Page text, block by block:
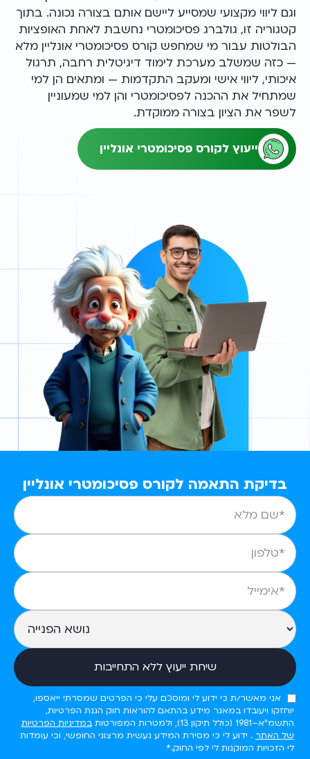
וגם ליווי מקצועי שמסייע ליישם אותם בצורה נכונה. בתוך
קטגוריה זו, גולברג פסיכומטרי נחשבת לאחת האופציות
הבולטות עבור מי שמחפש קורס פסיכומטרי אונליין מלא
— כזה שמשלב מערכת לימוד דיגיטלית רחבה, תרגול
איכותי, ליווי אישי ומעקב התקדמות — ומתאים הן למי
שמתחיל את ההכנה לפסיכומטרי והן למי שמעוניין
לשפר את הציון בצורה ממוקדת.
ייעוץ לקורס פסיכומטרי אונליין
בדיקת התאמה לקורס פסיכומטרי אונליין
אני מאשר/ת כי ידוע לי ומוסכם עלי כי הפרטים שמסרתי ייאספו,
יוחזקו ויעובדו במאגר מידע בהתאם להוראות חוק הגנת הפרטיות,
התשמ"א–1981 (כולל תיקון 13), ולמטרות המפורטות
במדיניות הפרטיות
של האתר . ידוע לי כי מסירת המידע נעשית מרצוני החופשי, וכי עומדות
לי הזכויות המוקנות לי לפי החוק.*